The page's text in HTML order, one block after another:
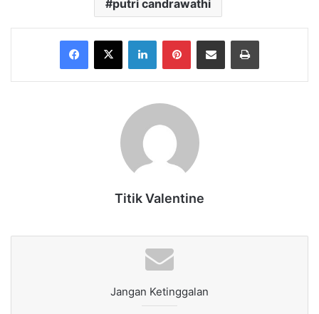
putri candrawathi
Facebook
X LinkedInPinterestShare via Email Print
Titik Valentine
Jangan Ketinggalan